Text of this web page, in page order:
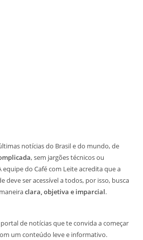
notícias do Brasil e do mundo, de
, sem jargões técnicos ou
equipe do Café com Leite acredita que a
deve ser acessível a todos, por isso, busca
clara, objetiva e imparcial.
de notícias que te convida a começar
um conteúdo leve e informativo.